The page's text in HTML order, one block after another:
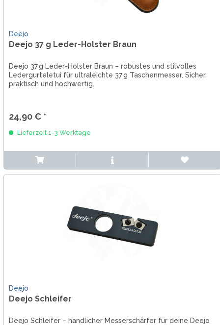
Deejo
Deejo 37 g Leder-Holster Braun
Deejo 37 g Leder-Holster Braun – robustes und stilvolles
Ledergurteletui für ultraleichte 37 g Taschenmesser. Sicher,
praktisch und hochwertig.
24,90 € *
Lieferzeit 1-3 Werktage
Deejo
Deejo Schleifer
Deejo Schleifer – handlicher Messerschärfer für deine Deejo